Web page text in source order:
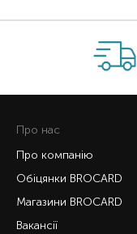
Про нас
Про компанію
Обіцянки BROCARD
Магазини BROCARD
Вакансії